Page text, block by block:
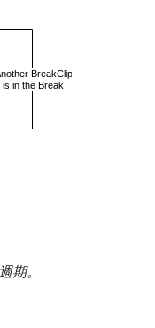
期。
軸
開